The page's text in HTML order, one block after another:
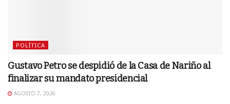
POLÍTICA
Gustavo Petro se despidió de la Casa de Nariño al
finalizar su mandato presidencial
AGOSTO 7, 2026